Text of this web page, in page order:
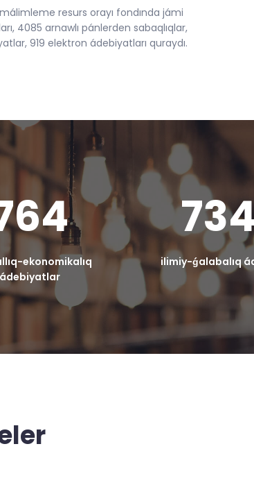
resurs orayı fondında jámi
4085 arnawlı pánlerden sabaqlıqlar,
919 elektron ádebiyatları quraydı.
ekonomikalıq
ádebiyatlar
ilimiy-ǵalabalıq